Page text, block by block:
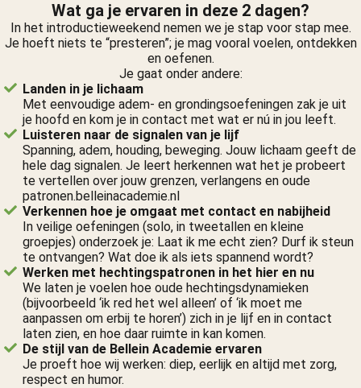
Wat ga je ervaren in deze 2 dagen?
In het introductieweekend nemen we je stap voor stap mee.
Je hoeft niets te “presteren”; je mag vooral voelen, ontdekken
en oefenen.
Je gaat onder andere:
Landen in je lichaam
Met eenvoudige adem- en grondingsoefeningen zak je uit
je hoofd en kom je in contact met wat er nú in jou leeft.
Luisteren naar de signalen van je lijf
Spanning, adem, houding, beweging. Jouw lichaam geeft de
hele dag signalen. Je leert herkennen wat het je probeert
te vertellen over jouw grenzen, verlangens en oude
patronen.belleinacademie.nl
Verkennen hoe je omgaat met contact en nabijheid
In veilige oefeningen (solo, in tweetallen en kleine
groepjes) onderzoek je: Laat ik me echt zien? Durf ik steun
te ontvangen? Wat doe ik als iets spannend wordt?
Werken met hechtingspatronen in het hier en nu
We laten je voelen hoe oude hechtingsdynamieken
(bijvoorbeeld ‘ik red het wel alleen’ of ‘ik moet me
aanpassen om erbij te horen’) zich in je lijf en in contact
laten zien, en hoe daar ruimte in kan komen.
De stijl van de Bellein Academie ervaren
Je proeft hoe wij werken: diep, eerlijk en altijd met zorg,
respect en humor.